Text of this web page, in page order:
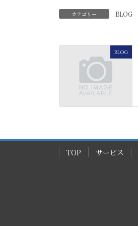
カテゴリー BLOG
BLOG
TOP サービス